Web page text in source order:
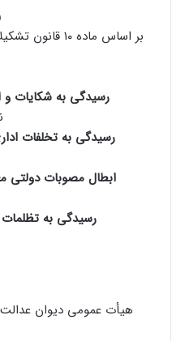
بر اساس ماده
رسیدگی به شکایات و
رسیدگی به تخلفات
ابطال مصوبات دولتی
رسیدگی به تظلمات
هیأت عمومی دیوان